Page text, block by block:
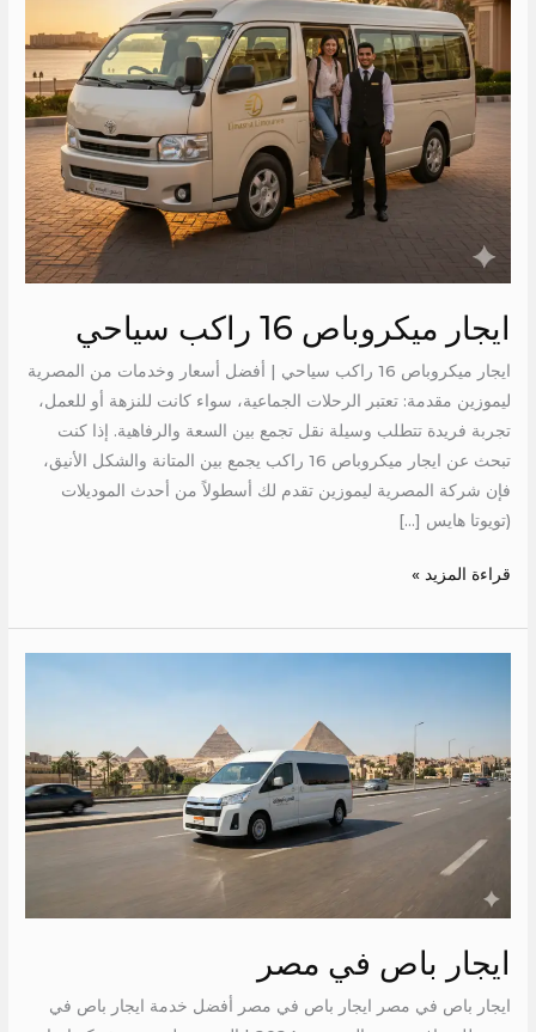
ايجار ميكروباص 16 راكب سياحي
ايجار ميكروباص 16 راكب سياحي | أفضل أسعار وخدمات من المصرية
ليموزين مقدمة: تعتبر الرحلات الجماعية، سواء كانت للنزهة أو للعمل،
تجربة فريدة تتطلب وسيلة نقل تجمع بين السعة والرفاهية. إذا كنت
تبحث عن ايجار ميكروباص 16 راكب يجمع بين المتانة والشكل الأنيق،
فإن شركة المصرية ليموزين تقدم لك أسطولاً من أحدث الموديلات
(تويوتا هايس […]
قراءة المزيد »
ايجار باص في مصر
ايجار باص في مصر ايجار باص في مصر أفضل خدمة ايجار باص في
مصر